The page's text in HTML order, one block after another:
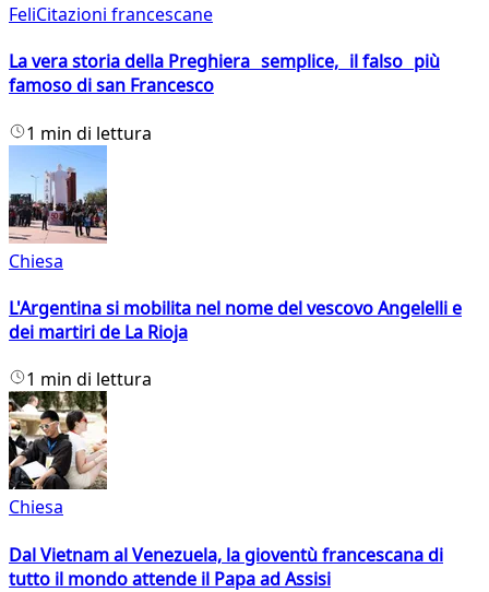
FeliCitazioni francescane
La vera storia della Preghiera semplice, il falso più
famoso di san Francesco
1 min di lettura
Chiesa
L'Argentina si mobilita nel nome del vescovo Angelelli e
dei martiri de La Rioja
1 min di lettura
Chiesa
Dal Vietnam al Venezuela, la gioventù francescana di
tutto il mondo attende il Papa ad Assisi